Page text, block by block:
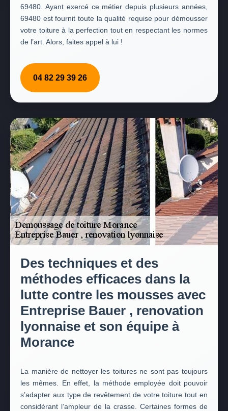
69480. Ayant exercé ce métier depuis plusieurs années,
69480 est fournit toute la qualité requise pour démousser
votre toiture à la perfection tout en respectant les normes
de l’art. Alors, faites appel à lui !
04 82 29 39 26
Des techniques et des
méthodes efficaces dans la
lutte contre les mousses avec
Entreprise Bauer , renovation
lyonnaise et son équipe à
Morance
La manière de nettoyer les toitures ne sont pas toujours
les mêmes. En effet, la méthode employée doit pouvoir
s’adapter aux type de revêtement de votre toiture tout en
considérant l’ampleur de la crasse. Certaines formes de